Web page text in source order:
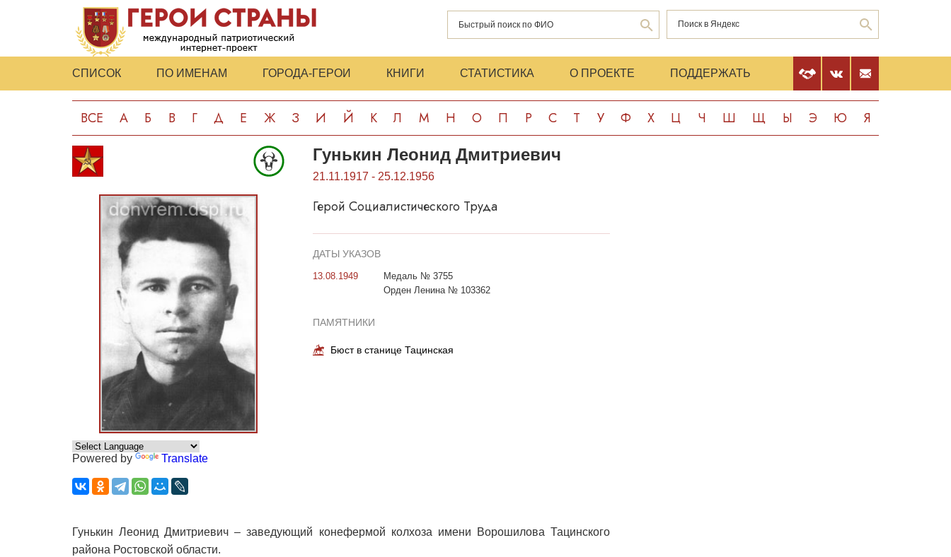
СПИСОК ПО ИМЕНАМ ГОРОДА-ГЕРОИ КНИГИ СТАТИСТИКА О ПРОЕКТЕ ПОДДЕРЖАТЬ
ВСЕ А Б В Г Д Е Ж З И Й К Л М Н О П Р С Т У Ф Х Ц Ч Ш Щ Ы Э Ю Я
Powered by Translate
Гунькин Леонид Дмитриевич
21.11.1917 - 25.12.1956
Герой Социалистического Труда
ДАТЫ УКАЗОВ
13.08.1949
Медаль № 3755
Орден Ленина № 103362
ПАМЯТНИКИ
Бюст в станице Тацинская
Гунькин Леонид Дмитриевич – заведующий конефермой колхоза имени Ворошилова Тацинского
района Ростовской области.